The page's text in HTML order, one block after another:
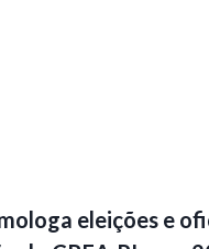
eleições e